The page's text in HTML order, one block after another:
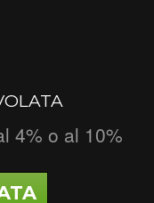
4% o al 10%